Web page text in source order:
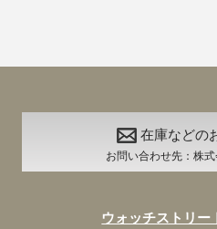
在庫などの
お問い合わせ先：株
ウォッチストリ